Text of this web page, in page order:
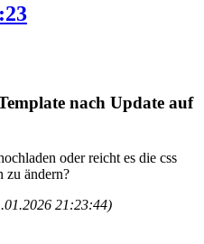
nach Update auf
oder reicht es die css
zu ändern?
21:23:44)